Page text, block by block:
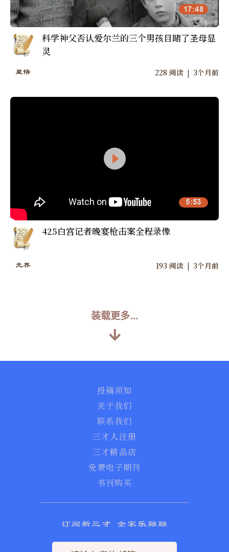
17:48
星悟
科学神父否认爱尔兰的三个男孩目睹了圣母显
灵
228 阅读 | 3个月前
5:53
无界
425白宫记者晚宴枪击案全程录像
193 阅读 | 3个月前
装载更多...
投稿须知
关于我们
联系我们
三才人注册
三才精品店
免费电子期刊
书刊购买
订阅新三才 全家乐融融